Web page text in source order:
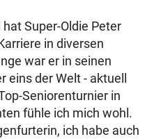
Super-Oldie Peter
in diversen
war er in seinen
der Welt - aktuell
Seniorenturnier in
fühle ich mich wohl.
ich habe auch